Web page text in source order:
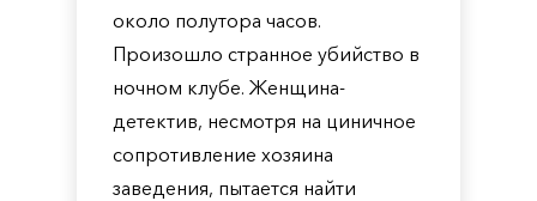
около полутора часов.
Произошло странное убийство в
ночном клубе. Женщина-
детектив, несмотря на циничное
сопротивление хозяина
заведения, пытается найти